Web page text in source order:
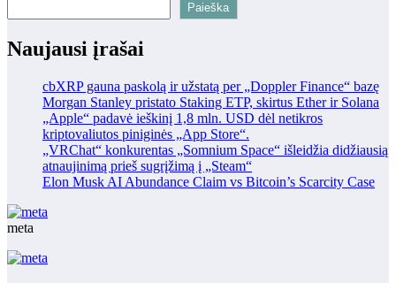
Paieška
Naujausi įrašai
cbXRP gauna paskolą ir užstatą per „Doppler Finance“ bazę
Morgan Stanley pristato Staking ETP, skirtus Ether ir Solana
„Apple“ padavė ieškinį 1,8 mln. USD dėl netikros
kriptovaliutos piniginės „App Store“.
„VRChat“ konkurentas „Somnium Space“ išleidžia didžiausią
atnaujinimą prieš sugrįžimą į „Steam“
Elon Musk AI Abundance Claim vs Bitcoin’s Scarcity Case
meta